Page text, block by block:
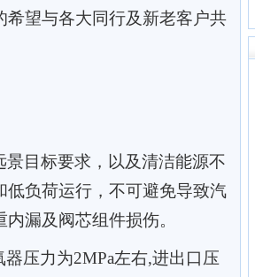
望与各大同行及新老客户共
目标要求，以及清洁能源不
低负荷运行，不可避免导致汽
漏及阀芯组件损伤。
器压力为2MPa左右,进出口压